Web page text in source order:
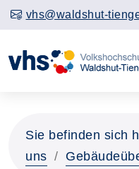
vhs@waldshut-
Sie befinden sich
uns